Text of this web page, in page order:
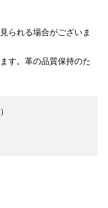
られる場合がございま
す。革の品質保持のた